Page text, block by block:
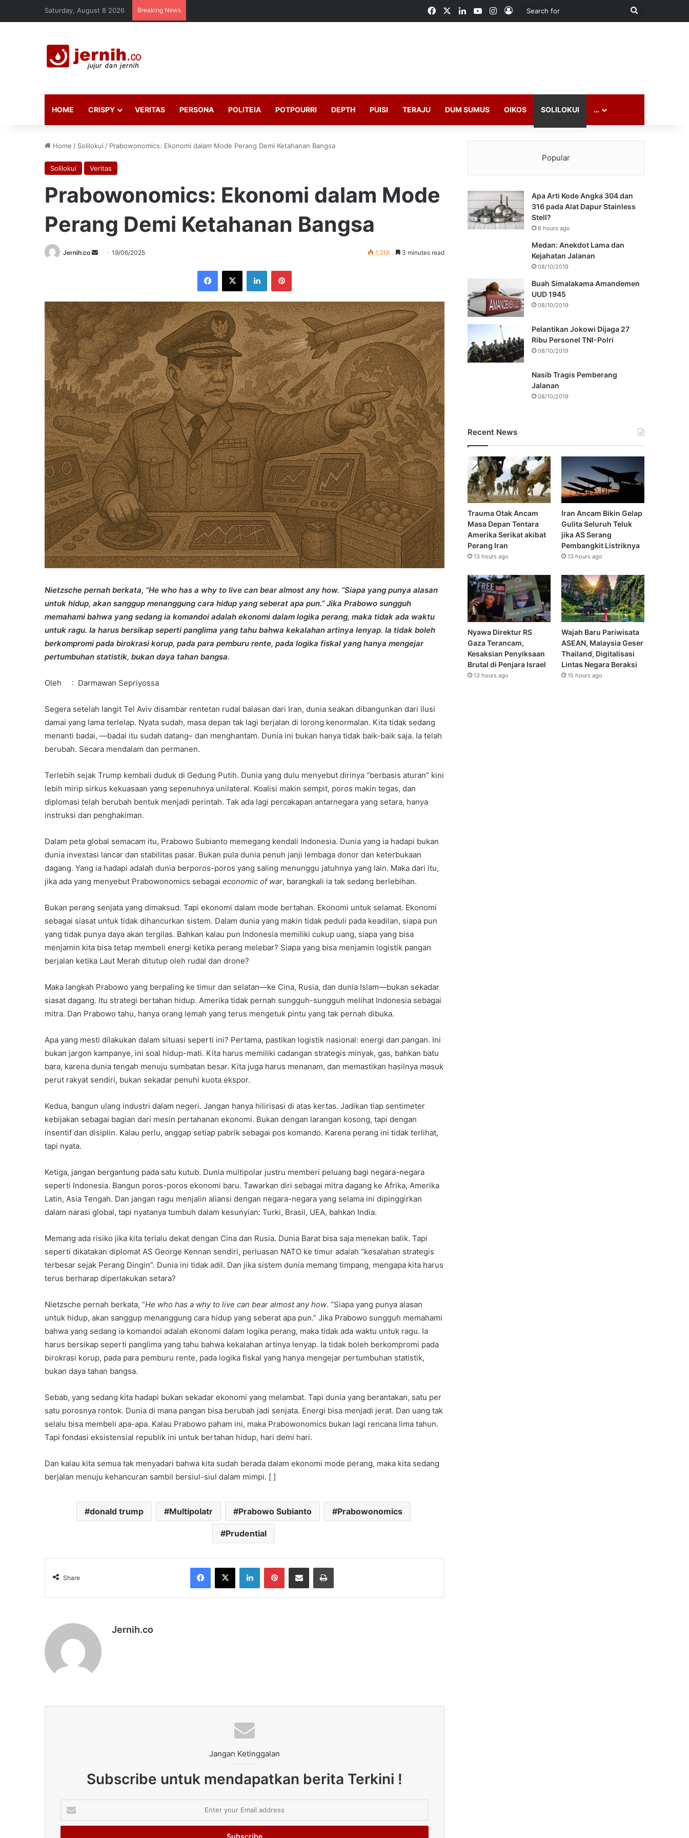
Saturday, August 8 2026 Breaking News FacebookLinkedInYouTubeInstagram
Log In
Search
HOME CRISPY VERITAS PERSONA POLITEIA POTPOURRI DEPTH PUISI TERAJU DUM SUMUS OIKOS SOLILOKUI …
Home / Solilokui / Prabowonomics: Ekonomi dalam Mode Perang Demi Ketahanan Bangsa
Solilokui Veritas
Prabowonomics: Ekonomi dalam Mode
Perang Demi Ketahanan Bangsa
Jernih.co
Send19/06/2025 1,216 3 minutes read
Facebook
X LinkedInPinterest
Nietzsche pernah berkata, “He who has a why to live can bear almost any how. “Siapa yang punya alasan
untuk hidup, akan sanggup menanggung cara hidup yang seberat apa pun.” Jika Prabowo sungguh
memahami bahwa yang sedang ia komandoi adalah ekonomi dalam logika perang, maka tidak ada waktu
untuk ragu. Ia harus bersikap seperti panglima yang tahu bahwa kekalahan artinya lenyap. Ia tidak boleh
berkompromi pada birokrasi korup, pada para pemburu rente, pada logika fiskal yang hanya mengejar
pertumbuhan statistik, bukan daya tahan bangsa.
Oleh : Darmawan Sepriyossa
Segera setelah langit Tel Aviv disambar rentetan rudal balasan dari Iran, dunia seakan dibangunkan dari ilusi
damai yang lama terlelap. Nyata sudah, masa depan tak lagi berjalan di lorong kenormalan. Kita tidak sedang
menanti badai, —badai itu sudah datang– dan menghantam. Dunia ini bukan hanya tidak baik-baik saja. Ia telah
berubah. Secara mendalam dan permanen.
Terlebih sejak Trump kembali duduk di Gedung Putih. Dunia yang dulu menyebut dirinya “berbasis aturan” kini
lebih mirip sirkus kekuasaan yang sepenuhnya unilateral. Koalisi makin sempit, poros makin tegas, dan
diplomasi telah berubah bentuk menjadi perintah. Tak ada lagi percakapan antarnegara yang setara, hanya
instruksi dan penghakiman.
Dalam peta global semacam itu, Prabowo Subianto memegang kendali Indonesia. Dunia yang ia hadapi bukan
dunia investasi lancar dan stabilitas pasar. Bukan pula dunia penuh janji lembaga donor dan keterbukaan
dagang. Yang ia hadapi adalah dunia berporos-poros yang saling menunggu jatuhnya yang lain. Maka dari itu,
jika ada yang menyebut Prabowonomics sebagai economic of war, barangkali ia tak sedang berlebihan.
Bukan perang senjata yang dimaksud. Tapi ekonomi dalam mode bertahan. Ekonomi untuk selamat. Ekonomi
sebagai siasat untuk tidak dihancurkan sistem. Dalam dunia yang makin tidak peduli pada keadilan, siapa pun
yang tidak punya daya akan tergilas. Bahkan kalau pun Indonesia memiliki cukup uang, siapa yang bisa
menjamin kita bisa tetap membeli energi ketika perang melebar? Siapa yang bisa menjamin logistik pangan
berjalan ketika Laut Merah ditutup oleh rudal dan drone?
Maka langkah Prabowo yang berpaling ke timur dan selatan—ke Cina, Rusia, dan dunia Islam—bukan sekadar
siasat dagang. Itu strategi bertahan hidup. Amerika tidak pernah sungguh-sungguh melihat Indonesia sebagai
mitra. Dan Prabowo tahu, hanya orang lemah yang terus mengetuk pintu yang tak pernah dibuka.
Apa yang mesti dilakukan dalam situasi seperti ini? Pertama, pastikan logistik nasional: energi dan pangan. Ini
bukan jargon kampanye, ini soal hidup-mati. Kita harus memiliki cadangan strategis minyak, gas, bahkan batu
bara, karena dunia tengah menuju sumbatan besar. Kita juga harus menanam, dan memastikan hasilnya masuk
perut rakyat sendiri, bukan sekadar penuhi kuota ekspor.
Kedua, bangun ulang industri dalam negeri. Jangan hanya hilirisasi di atas kertas. Jadikan tiap sentimeter
kebijakan sebagai bagian dari mesin pertahanan ekonomi. Bukan dengan larangan kosong, tapi dengan
insentif dan disiplin. Kalau perlu, anggap setiap pabrik sebagai pos komando. Karena perang ini tidak terlihat,
tapi nyata.
Ketiga, jangan bergantung pada satu kutub. Dunia multipolar justru memberi peluang bagi negara-negara
seperti Indonesia. Bangun poros-poros ekonomi baru. Tawarkan diri sebagai mitra dagang ke Afrika, Amerika
Latin, Asia Tengah. Dan jangan ragu menjalin aliansi dengan negara-negara yang selama ini dipinggirkan
dalam narasi global, tapi nyatanya tumbuh dalam kesunyian: Turki, Brasil, UEA, bahkan India.
Memang ada risiko jika kita terlalu dekat dengan Cina dan Rusia. Dunia Barat bisa saja menekan balik. Tapi
seperti dikatakan diplomat AS George Kennan sendiri, perluasan NATO ke timur adalah “kesalahan strategis
terbesar sejak Perang Dingin”. Dunia ini tidak adil. Dan jika sistem dunia memang timpang, mengapa kita harus
terus berharap diperlakukan setara?
Nietzsche pernah berkata, “He who has a why to live can bear almost any how. “Siapa yang punya alasan
untuk hidup, akan sanggup menanggung cara hidup yang seberat apa pun.” Jika Prabowo sungguh memahami
bahwa yang sedang ia komandoi adalah ekonomi dalam logika perang, maka tidak ada waktu untuk ragu. Ia
harus bersikap seperti panglima yang tahu bahwa kekalahan artinya lenyap. Ia tidak boleh berkompromi pada
birokrasi korup, pada para pemburu rente, pada logika fiskal yang hanya mengejar pertumbuhan statistik,
bukan daya tahan bangsa.
Sebab, yang sedang kita hadapi bukan sekadar ekonomi yang melambat. Tapi dunia yang berantakan, satu per
satu porosnya rontok. Dunia di mana pangan bisa berubah jadi senjata. Energi bisa menjadi jerat. Dan uang tak
selalu bisa membeli apa-apa. Kalau Prabowo paham ini, maka Prabowonomics bukan lagi rencana lima tahun.
Tapi fondasi eksistensial republik ini untuk bertahan hidup, hari demi hari.
Dan kalau kita semua tak menyadari bahwa kita sudah berada dalam ekonomi mode perang, maka kita sedang
berjalan menuju kehancuran sambil bersiul-siul dalam mimpi. [ ]
donald trump Multipolatr Prabowo Subianto Prabowonomics
Prudential
Share
Facebook
X LinkedInPinterestShare via Email Print
Jernih.co
Jangan Ketinggalan
Subscribe untuk mendapatkan berita Terkini !
your
Email
Popular
Apa Arti Kode Angka 304 dan
316 pada Alat Dapur Stainless
Stell?
6 hours ago
Medan: Anekdot Lama dan
Kejahatan Jalanan
08/10/2019
Buah Simalakama Amandemen
UUD 1945
08/10/2019
Pelantikan Jokowi Dijaga 27
Ribu Personel TNI-Polri
08/10/2019
Nasib Tragis Pemberang
Jalanan
08/10/2019
Recent News
Trauma Otak Ancam
Masa Depan Tentara
Amerika Serikat akibat
Perang Iran
13 hours ago
Iran Ancam Bikin Gelap
Gulita Seluruh Teluk
jika AS Serang
Pembangkit Listriknya
13 hours ago
Nyawa Direktur RS
Gaza Terancam,
Kesaksian Penyiksaan
Brutal di Penjara Israel
13 hours ago
Wajah Baru Pariwisata
ASEAN, Malaysia Geser
Thailand, Digitalisasi
Lintas Negara Beraksi
15 hours ago